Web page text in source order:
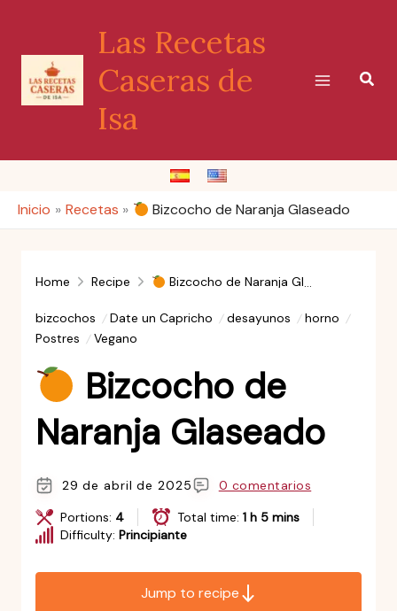
contenido
Las Recetas
Caseras de
Isa
Inicio Recetas Bizcocho de Naranja Glaseado
Home Recipe Bizcocho de Naranja Glaseado
bizcochos Date un Capricho desayunos
horno
Postres
Vegano
Bizcocho de
Naranja Glaseado
29 de abril de 2025
0 comentarios
Portions: 4 Total time: 1 h 5 mins
Difficulty: Principiante
Jump to recipe